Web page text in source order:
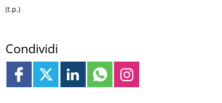
(t.p.)
Condividi